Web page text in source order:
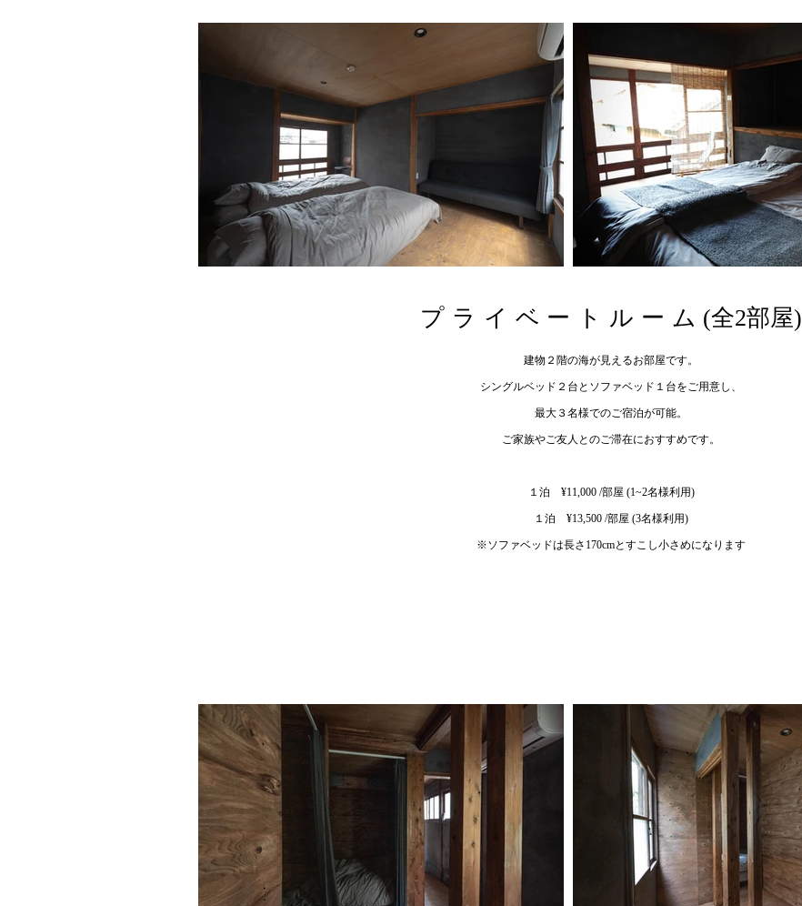
プライベートルー ム (全2部屋)
建物２階の海が見えるお部屋です。
シングルベッド２台とソファベッド１台をご用意し、
最大３名様でのご宿泊が可能。
ご家族やご友人とのご滞在におすすめです。
​１泊 ¥11,000 /部屋 (1~2名様利用)
１泊 ¥13,500 /部屋 (3名様利用)
※ソファベッドは長さ170cmとすこし小さめになります